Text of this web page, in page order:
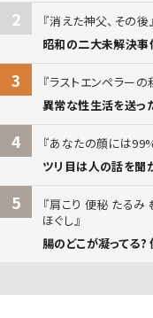
2
消えた神父、その後
昭和の二大未解決事
3
ラストエンペラー
異常な性生活を送っ
4
あなたの顔には
ツリ目は人の話を聞
5
肩こり 便秘 たるみ
ほぐし
腸のどこが凝ってる?